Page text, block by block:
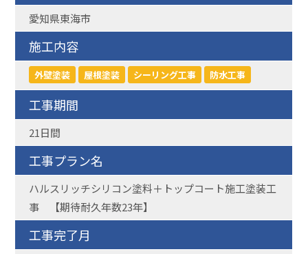
愛知県東海市
施工内容
外壁塗装 屋根塗装 シーリング工事 防水工事
工事期間
21日間
工事プラン名
ハルスリッチシリコン塗料＋トップコート施工塗装工
事 【期待耐久年数23年】
工事完了月